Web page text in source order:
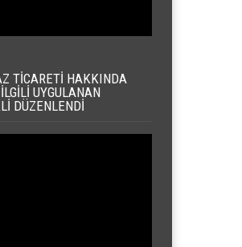
TICARETI HAKKINDA
UYGULANAN
DÜZENLENDI